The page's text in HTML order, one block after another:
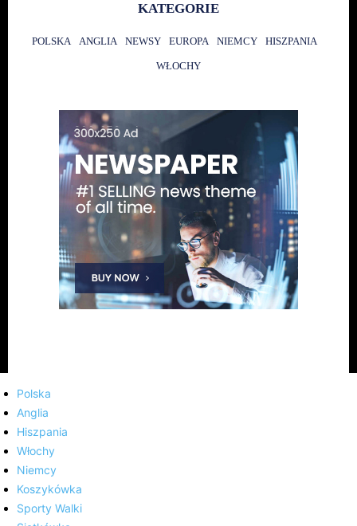
KATEGORIE
POLSKA ANGLIA NEWSY EUROPA NIEMCY HISZPANIA
WŁOCHY
Polska
Anglia
Hiszpania
Włochy
Niemcy
Koszykówka
Sporty Walki